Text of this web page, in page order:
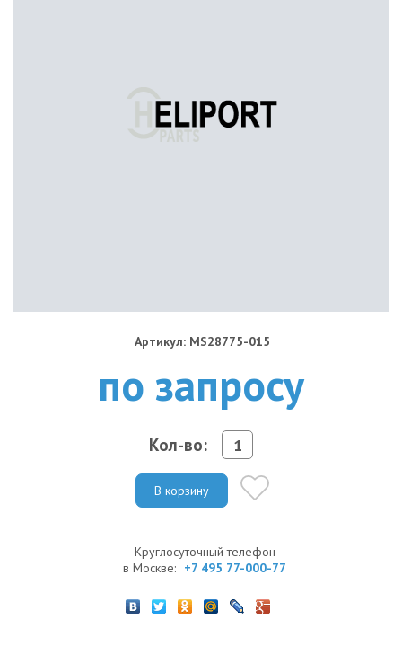
Артикул: MS28775-015
по запросу
Кол-во:
В корзину
Круглосуточный телефон
в Москве: +7 495 77-000-77